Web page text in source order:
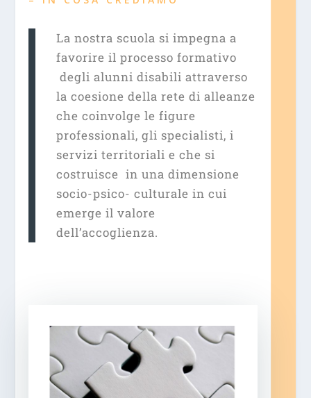
La nostra scuola si impegna a
favorire il processo formativo
degli alunni disabili attraverso
la coesione della rete di alleanze
che coinvolge le figure
professionali, gli specialisti, i
servizi territoriali e che si
costruisce in una dimensione
socio-psico- culturale in cui
emerge il valore
dell’accoglienza.